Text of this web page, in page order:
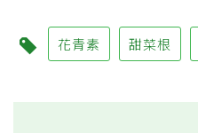
花青素 甜菜根